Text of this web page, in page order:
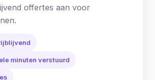
offertes aan voor
minuten verstuurd